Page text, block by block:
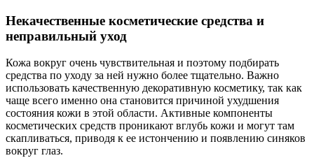
Некачественные косметические средства и
неправильный уход
Кожа вокруг очень чувствительная и поэтому подбирать
средства по уходу за ней нужно более тщательно. Важно
использовать качественную декоративную косметику, так как
чаще всего именно она становится причиной ухудшения
состояния кожи в этой области. Активные компоненты
косметических средств проникают вглубь кожи и могут там
скапливаться, приводя к ее истончению и появлению синяков
вокруг глаз.